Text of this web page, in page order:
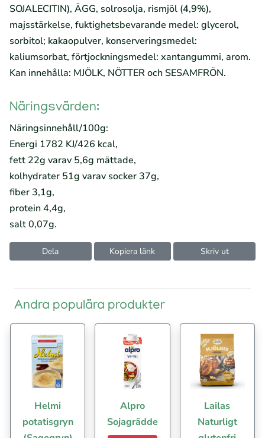
SOJALECITIN), ÄGG, solrosolja, rismjöl (4,9%),
majsstärkelse, fuktighetsbevarande medel: glycerol,
sorbitol; kakaopulver, konserveringsmedel:
kaliumsorbat, förtjockningsmedel: xantangummi, arom.
Kan innehålla: MJÖLK, NÖTTER och SESAMFRÖN.
Näringsvärden:
Näringsinnehåll/100g:
Energi 1782 KJ/426 kcal,
fett 22g varav 5,6g mättade,
kolhydrater 51g varav socker 37g,
fiber 3,1g,
protein 4,4g,
salt 0,07g.
Dela Kopiera länk Skriv ut
Andra populära produkter
Helmi
potatisgryn
Alpro
Sojagrädde
Lailas
Naturligt